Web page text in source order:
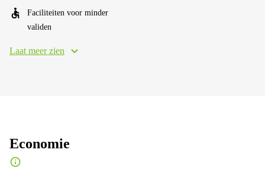
Faciliteiten voor minder
validen
Laat meer zien
Economie